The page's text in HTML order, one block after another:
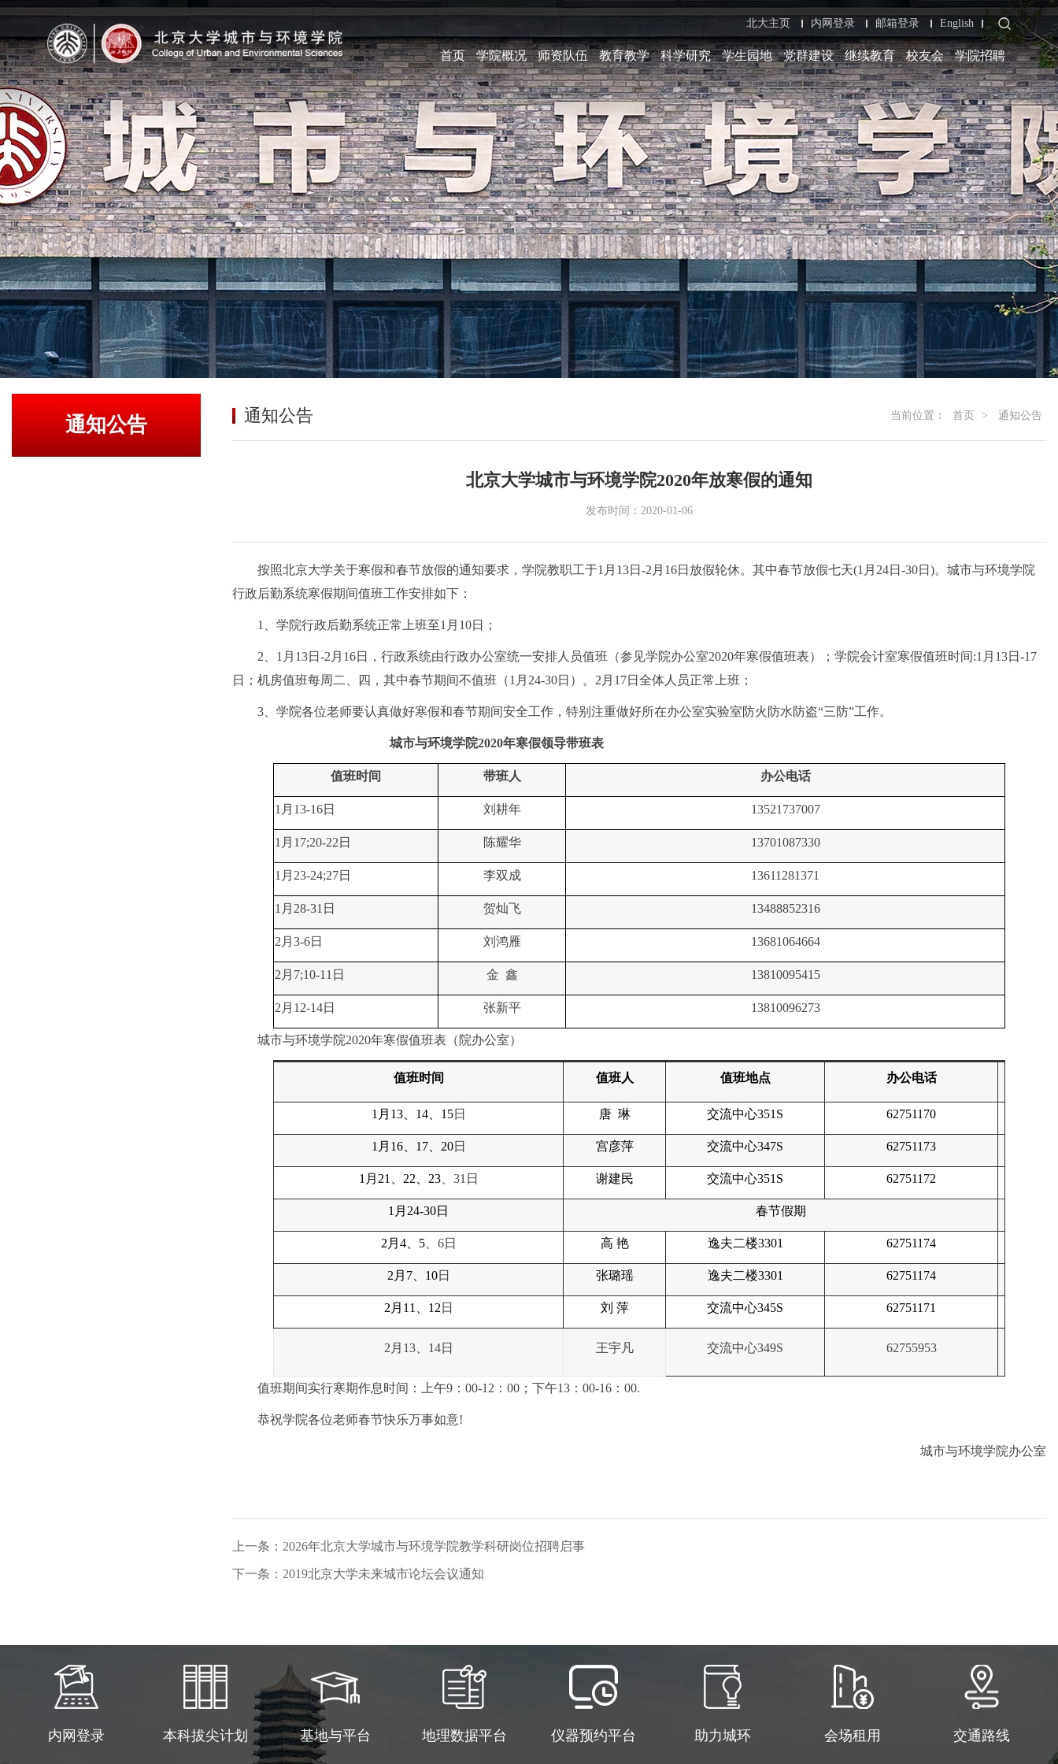
北大主页 内网登录 邮箱登录 English
首页 学院概况 师资队伍 教育教学 科学研究 学生园地 党群建设 继续教育 校友会 学院招聘
通知公告 通知公告 当前位置： 首页 > 通知公告
北京大学城市与环境学院2020年放寒假的通知
发布时间：2020-01-06
按照北京大学关于寒假和春节放假的通知要求，学院教职工于1月13日-2月16日放假轮休。其中春节放假七天(1月24日-30日)。城市与环境学院
行政后勤系统寒假期间值班工作安排如下：
1、学院行政后勤系统正常上班至1月10日；
2、1月13日-2月16日，行政系统由行政办公室统一安排人员值班（参见学院办公室2020年寒假值班表）；学院会计室寒假值班时间:1月13日-17
日；机房值班每周二、四，其中春节期间不值班（1月24-30日）。2月17日全体人员正常上班；
3、学院各位老师要认真做好寒假和春节期间安全工作，特别注重做好所在办公室实验室防火防水防盗“三防”工作。
城市与环境学院2020年寒假领导带班表
值班时间 带班人 办公电话
1月13-16日 刘耕年 13521737007
1月17;20-22日 陈耀华 13701087330
1月23-24;27日 李双成 13611281371
1月28-31日 贺灿飞 13488852316
2月3-6日 刘鸿雁 13681064664
2月7;10-11日 金 鑫 13810095415
2月12-14日 张新平 13810096273
城市与环境学院2020年寒假值班表（院办公室）
值班时间 值班人 值班地点 办公电话
1 月13、14、15日 唐 琳 交流中心351S 62751170
1 月16、17、20日 宫彦萍 交流中心347S 62751173
1 月21、22、23、31日 谢建民 交流中心351S 62751172
1 月24-30日 春节假期
2 月4、5、6日 高 艳 逸夫二楼3301 62751174
2 月7、10日 张璐瑶 逸夫二楼3301 62751174
2 月11、12 日 刘 萍 交流中心345S 62751171
2月13、14日 王宇凡 交流中心349S 62755953
值班期间实行寒期作息时间：上午9：00-12：00；下午13：00-16：00.
恭祝学院各位老师春节快乐万事如意!
城市与环境学院办公室
上一条：2026年北京大学城市与环境学院教学科研岗位招聘启事
下一条：2019北京大学未来城市论坛会议通知
内网登录 本科拔尖计划 基地与平台 地理数据平台 仪器预约平台 助力城环 会场租用 交通路线